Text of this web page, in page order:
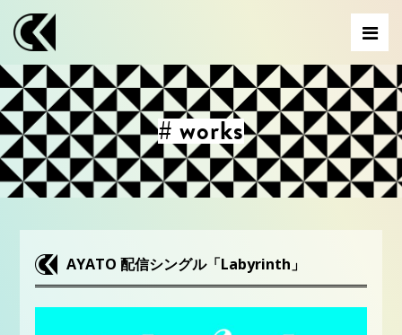
# works
AYATO 配信シングル「Labyrinth」